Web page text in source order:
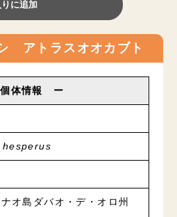
に追加
アトラスオオカブト
体情報 ー
オ島ダバオ・デ・オロ州